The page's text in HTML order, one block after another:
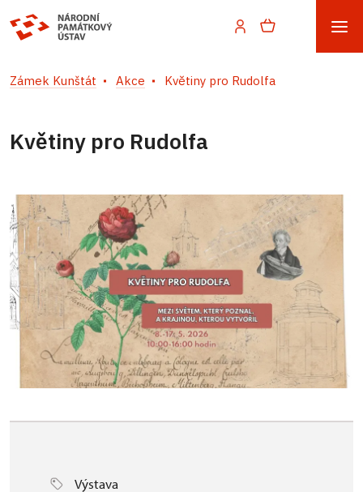
Zámek Kunštát Akce Květiny pro Rudolfa
Květiny pro Rudolfa
Výstava